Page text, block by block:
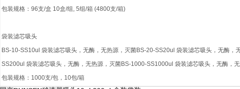
包装规格：96支/盒 10盒/组, 5组/箱 (4800支/箱)
袋装滤芯吸头
BS-10-SS10ul 袋装滤芯吸头，无酶，无热源，灭菌BS-20-SS20ul 袋装滤芯吸头，无酶
SS200ul 袋装滤芯吸头，无酶，无热源，灭菌BS-1000-SS1000ul 袋装滤芯吸头，无酶，
包装规格：1000支/包，10包/箱